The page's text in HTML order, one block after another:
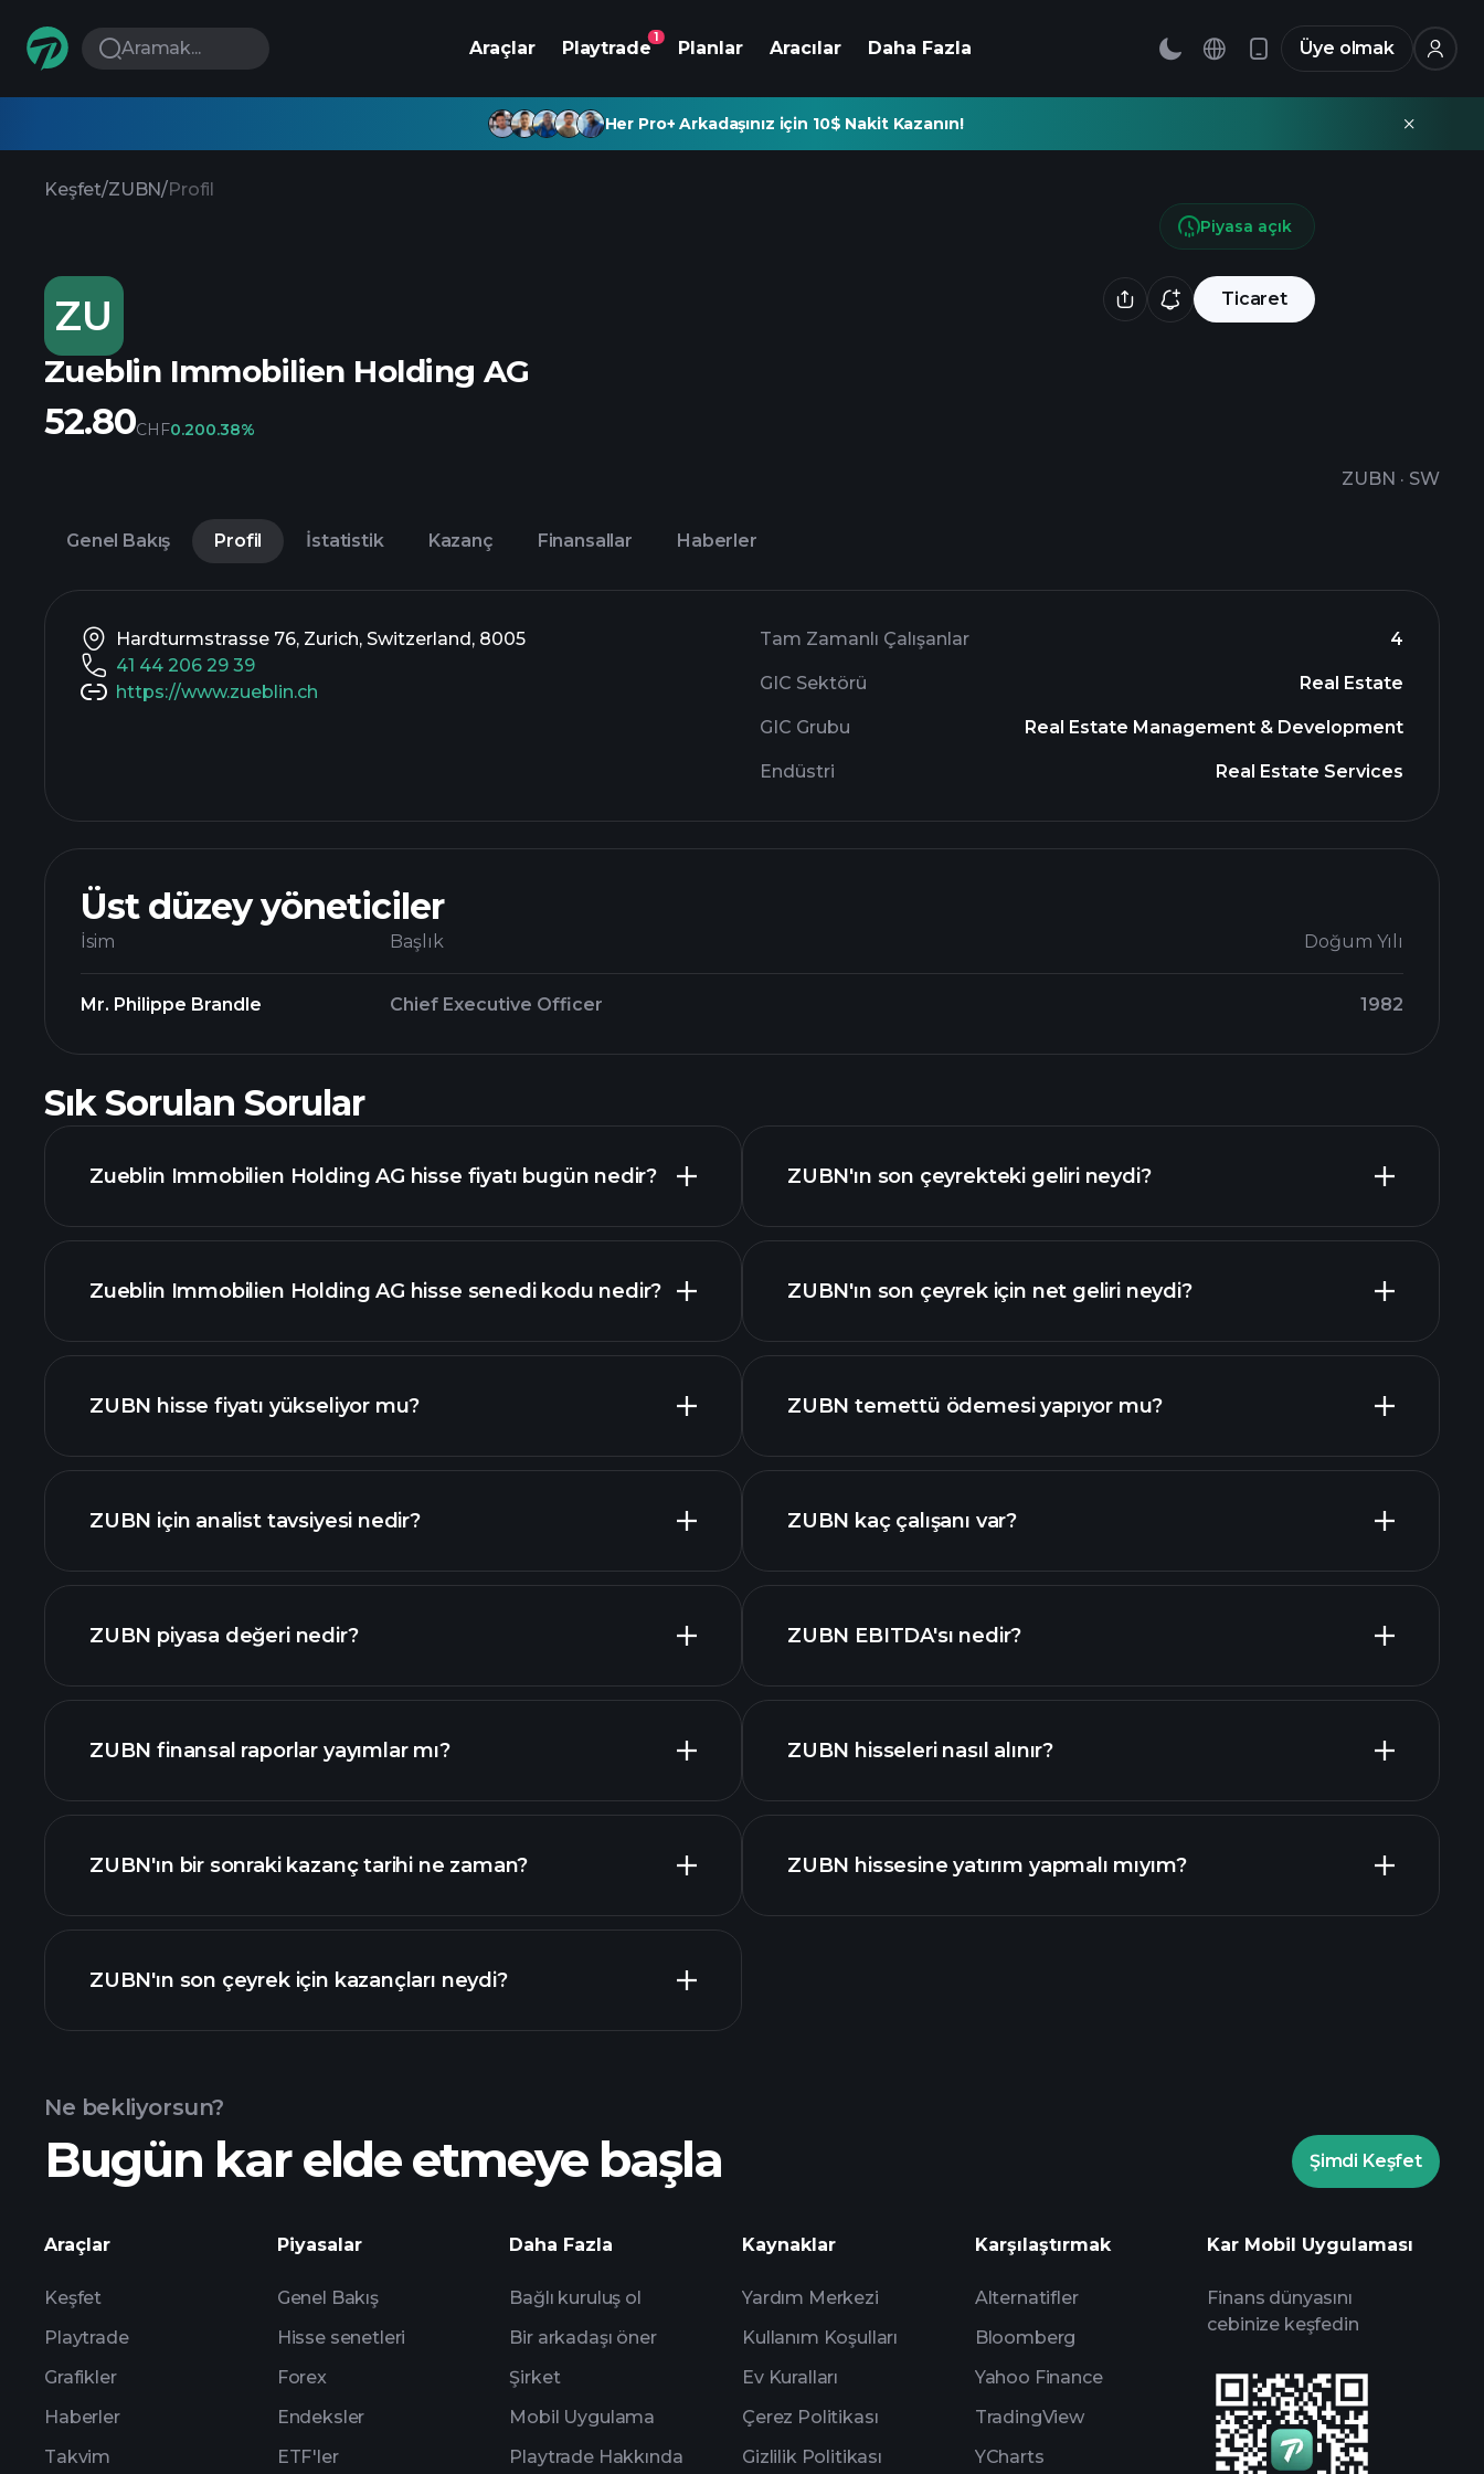
Aramak... Araçlar Playtrade
1
Planlar Aracılar Daha Fazla Üye olmak
Her Pro+ Arkadaşınız için 10$ Nakit Kazanın!
Keşfet/ZUBN/Profil
ZU Ticaret
Zueblin Immobilien Holding AG
ZUBN · SW
Piyasa açık
52.80CHF0.200.38%
Genel Bakış Profil İstatistik Kazanç Finansallar Haberler
Hardturmstrasse 76, Zurich, Switzerland, 8005
41 44 206 29 39
https://www.zueblin.ch
Tam Zamanlı Çalışanlar 4
GIC Sektörü Real Estate
GIC Grubu Real Estate Management & Development
Endüstri Real Estate Services
Üst düzey yöneticiler
İsim Başlık Doğum Yılı
Mr. Philippe Brandle Chief Executive Officer 1982
Sık Sorulan Sorular
Zueblin Immobilien Holding AG hisse fiyatı bugün nedir?
gelişmiş grafik
Zueblin Immobilien Holding AG hisse senedi kodu nedir?
ZUBN hisse fiyatı yükseliyor mu?
grafik
ZUBN için analist tavsiyesi nedir?
ZUBN piyasa değeri nedir?
ZUBN finansal raporlar yayımlar mı?
ZUBN finansal verilerini
ZUBN'ın bir sonraki kazanç tarihi ne zaman?
Kazanç Takvimi
ZUBN'ın son çeyrek için kazançları neydi?
ZUBN
kazançları
ZUBN'ın son çeyrekteki geliri neydi?
mali raporlar
ZUBN'ın son çeyrek için net geliri neydi?
ZUBN temettü ödemesi yapıyor mu?
ZUBN kaç çalışanı var?
en büyük işverenler
ZUBN EBITDA'sı nedir?
mali raporlar
ZUBN hisseleri nasıl alınır?
ZUBN hissesine yatırım yapmalı mıyım?
Playtrade Turnuvalarında
yapay zeka destekli günlük piyasa
Watchlist'leri
Milyarder Portföylerini
Ne bekliyorsun?
Bugün kar elde etmeye başla Şimdi Keşfet
Araçlar
Keşfet
Playtrade
Grafikler
Haberler
Takvim
Piyasalar
Genel Bakış
Hisse senetleri
Forex
Endeksler
ETF'ler
Daha Fazla
Bağlı kuruluş ol
Bir arkadaşı öner
Şirket
Mobil Uygulama
Playtrade Hakkında
Kaynaklar
Yardım Merkezi
Kullanım Koşulları
Ev Kuralları
Çerez Politikası
Gizlilik Politikası
Karşılaştırmak
Alternatifler
Bloomberg
Yahoo Finance
TradingView
YCharts
Kar Mobil Uygulaması
Finans dünyasını
cebinize keşfedin